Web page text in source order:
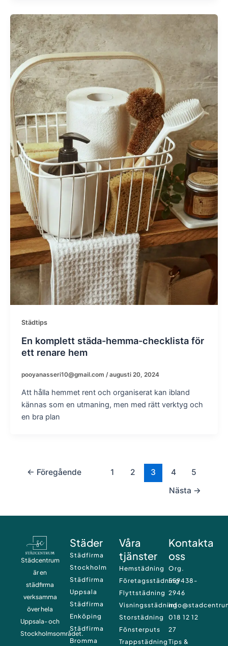
Städtips
En komplett städa-hemma-checklista för
ett renare hem
pooyanasseri10@gmail.com /augusti 20, 2024
Att hålla hemmet rent och organiserat kan ibland
kännas som en utmaning, men med rätt verktyg och
en bra plan
← Föregående 1 2 3 4
5
Nästa →
Städcentrum
är en
städfirma
verksamma
över hela
Uppsala- och
Stockholmsområdet.
Städer
Städfirma
Stockholm
Städfirma
Uppsala
Städfirma
Enköping
Städfirma
Bromma
Våra
tjänster
Hemstädning
Företagsstädning
Flyttstädning
Visningsstädning
Storstädning
Fönsterputs
Trappstädning
Kontakta
oss
Org.
559438-
2946
018 12 12
27
Tips &